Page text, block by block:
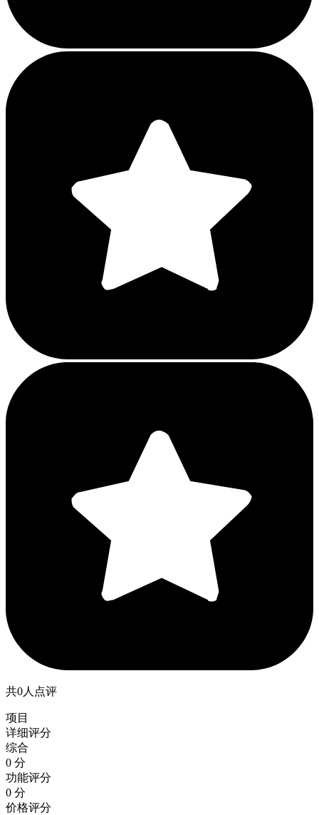
共0人点评
项目
详细评分
综合
0 分
功能评分
0 分
价格评分